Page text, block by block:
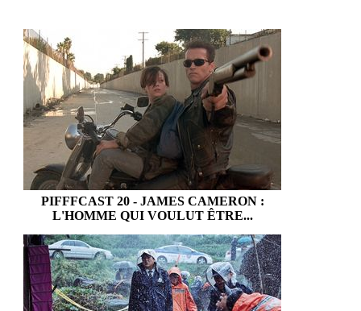
PIFFFCAST 20 - JAMES CAMERON :
L'HOMME QUI VOULUT ÊTRE...